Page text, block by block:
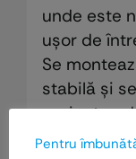
unde este
ușor de
Se
stabilă și
proiect
simplitatea.
Pentru